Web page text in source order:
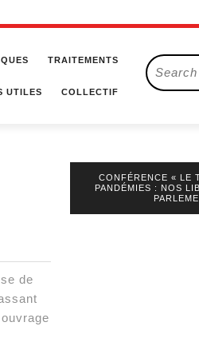
TRAITEMENTS
UTILES COLLECTIF
Search
for:
de
CONFÉRENCE « LE
PANDÉMIES : NOS